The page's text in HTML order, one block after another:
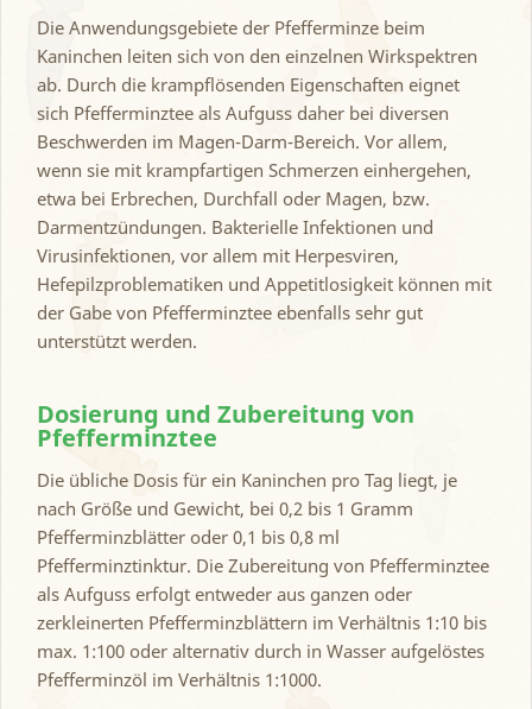
Die Anwendungsgebiete der Pfefferminze beim
Kaninchen leiten sich von den einzelnen Wirkspektren
ab. Durch die krampflösenden Eigenschaften eignet
sich Pfefferminztee als Aufguss daher bei diversen
Beschwerden im Magen-Darm-Bereich. Vor allem,
wenn sie mit krampfartigen Schmerzen einhergehen,
etwa bei Erbrechen, Durchfall oder Magen, bzw.
Darmentzündungen. Bakterielle Infektionen und
Virusinfektionen, vor allem mit Herpesviren,
Hefepilzproblematiken und Appetitlosigkeit können mit
der Gabe von Pfefferminztee ebenfalls sehr gut
unterstützt werden.
Dosierung und Zubereitung von
Pfefferminztee
Die übliche Dosis für ein Kaninchen pro Tag liegt, je
nach Größe und Gewicht, bei 0,2 bis 1 Gramm
Pfefferminzblätter oder 0,1 bis 0,8 ml
Pfefferminztinktur. Die Zubereitung von Pfefferminztee
als Aufguss erfolgt entweder aus ganzen oder
zerkleinerten Pfefferminzblättern im Verhältnis 1:10 bis
max. 1:100 oder alternativ durch in Wasser aufgelöstes
Pfefferminzöl im Verhältnis 1:1000.